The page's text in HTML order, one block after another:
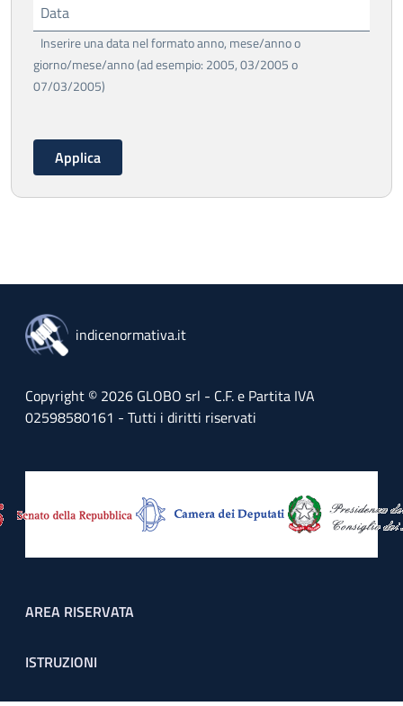
Data
Inserire una data nel formato anno, mese/anno o
giorno/mese/anno (ad esempio: 2005, 03/2005 o
07/03/2005)
indicenormativa.it
Copyright © 2026 GLOBO srl - C.F. e Partita IVA
02598580161 - Tutti i diritti riservati
Footer menu
AREA RISERVATA
ISTRUZIONI